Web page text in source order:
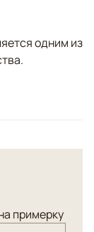
одним из
примерку